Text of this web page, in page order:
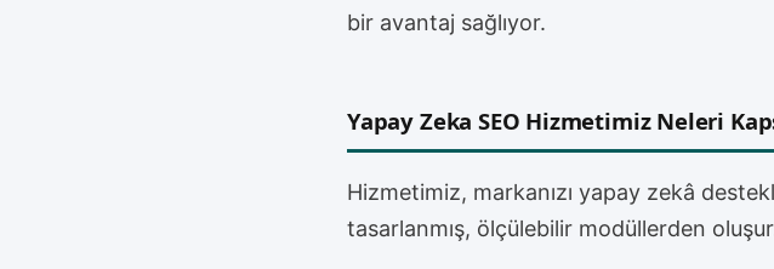
bir avantaj sağlıyor.
Yapay Zeka SEO Hizmetimiz Neleri
Hizmetimiz, markanızı yapay zekâ
tasarlanmış, ölçülebilir modüllerden